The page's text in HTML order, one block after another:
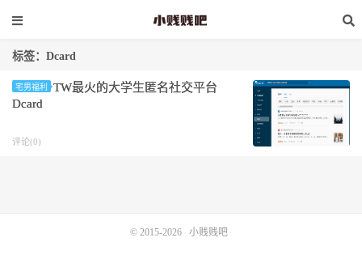
标签：Dcard
宅男福利
TW最火的大学生匿名社交平台
Dcard
评论(0)
© 2015-2026 小贱贱吧